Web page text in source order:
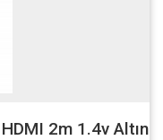
2m 1.4v Altın